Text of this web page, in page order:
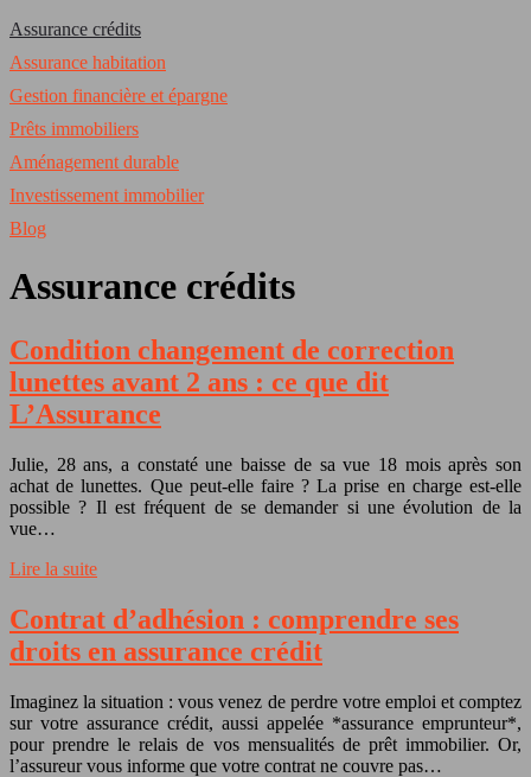
Assurance crédits
Assurance habitation
Gestion financière et épargne
Prêts immobiliers
Aménagement durable
Investissement immobilier
Blog
Assurance crédits
Condition changement de correction
lunettes avant 2 ans : ce que dit
L’Assurance
Julie, 28 ans, a constaté une baisse de sa vue 18 mois après son
achat de lunettes. Que peut-elle faire ? La prise en charge est-elle
possible ? Il est fréquent de se demander si une évolution de la
vue…
Lire la suite
Contrat d’adhésion : comprendre ses
droits en assurance crédit
Imaginez la situation : vous venez de perdre votre emploi et comptez
sur votre assurance crédit, aussi appelée *assurance emprunteur*,
pour prendre le relais de vos mensualités de prêt immobilier. Or,
l’assureur vous informe que votre contrat ne couvre pas…